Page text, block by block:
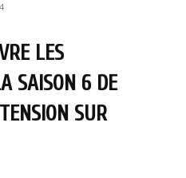
LES
SAISON 6 DE
SUR